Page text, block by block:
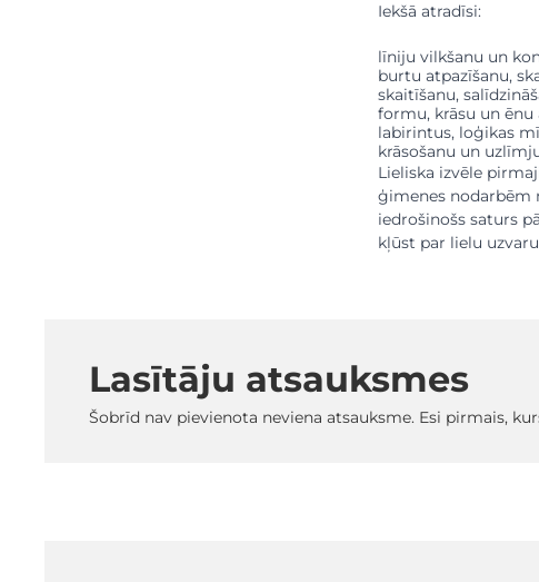
Iekšā atradīsi:
līniju vilkšanu un
burtu atpazīšanu,
skaitīšanu,
formu, krāsu un ēnu
labirintus, loģikas
krāsošanu un
Lieliska izvēle
ģimenes nodarbēm
iedrošinošs saturs
kļūst par lielu
Lasītāju atsauksmes
Šobrīd nav pievienota neviena atsauksme. Esi pirmais,